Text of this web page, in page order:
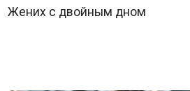
Жених с двойным дном